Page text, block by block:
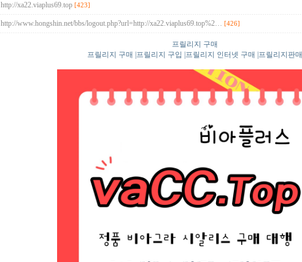
http://xa22.viaplus69.top [423]
http://www.hongshin.net/bbs/logout.php?url=http://xa22.viaplus69.top%2… [426]
프릴리지 구매
프릴리지 구매 |프릴리지 구입 |프릴리지 인터넷 구매 |프릴리지판매